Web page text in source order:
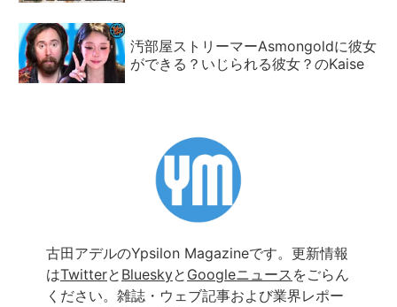
汚部屋ストリーマーAsmongoldに彼女
ができる？いじられる彼女？のKaise
古田アデルのYpsilon Magazineです。更新情報
はTwitterと Blueskyと Googleニュース をごらん
ください。雑誌・ウェブ記事および業界レポー